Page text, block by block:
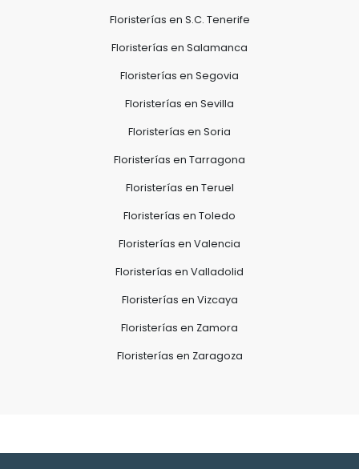
Floristerías en S.C. Tenerife
Floristerías en Salamanca
Floristerías en Segovia
Floristerías en Sevilla
Floristerías en Soria
Floristerías en Tarragona
Floristerías en Teruel
Floristerías en Toledo
Floristerías en Valencia
Floristerías en Valladolid
Floristerías en Vizcaya
Floristerías en Zamora
Floristerías en Zaragoza